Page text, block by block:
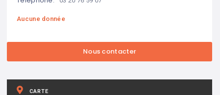
Aucune donnée
CARTE